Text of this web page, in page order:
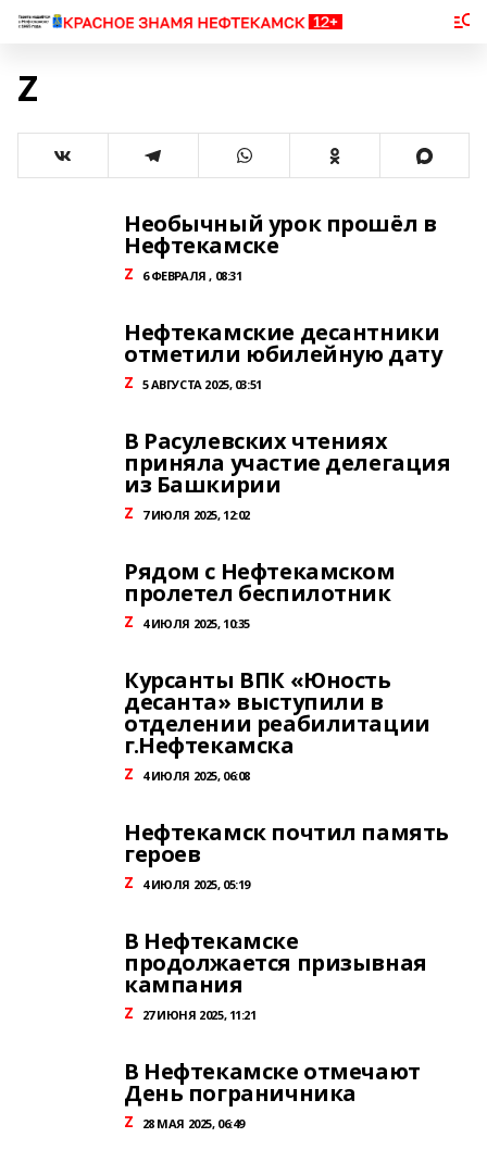
Z
Необычный урок прошёл в
Нефтекамске
Z 6 ФЕВРАЛЯ , 08:31
Нефтекамские десантники
отметили юбилейную дату
Z 5 АВГУСТА 2025, 03:51
В Расулевских чтениях
приняла участие делегация
из Башкирии
Z 7 ИЮЛЯ 2025, 12:02
Рядом с Нефтекамском
пролетел беспилотник
Z 4 ИЮЛЯ 2025, 10:35
Курсанты ВПК «Юность
десанта» выступили в
отделении реабилитации
г.Нефтекамска
Z 4 ИЮЛЯ 2025, 06:08
Нефтекамск почтил память
героев
Z 4 ИЮЛЯ 2025, 05:19
В Нефтекамске
продолжается призывная
кампания
Z 27 ИЮНЯ 2025, 11:21
В Нефтекамске отмечают
День пограничника
Z 28 МАЯ 2025, 06:49